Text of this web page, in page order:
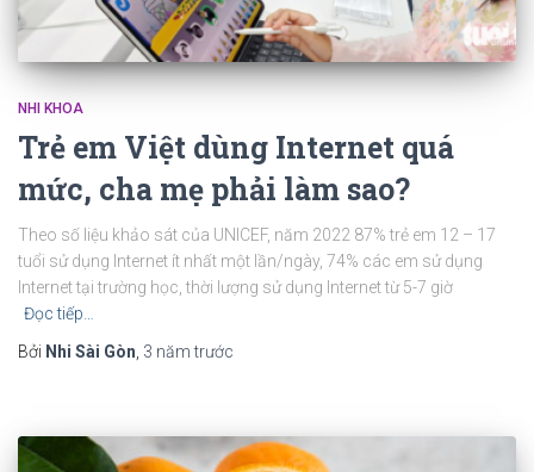
NHI KHOA
Trẻ em Việt dùng Internet quá
mức, cha mẹ phải làm sao?
Theo số liệu khảo sát của UNICEF, năm 2022 87% trẻ em 12 – 17
tuổi sử dụng Internet ít nhất một lần/ngày, 74% các em sử dụng
Internet tại trường học, thời lượng sử dụng Internet từ 5-7 giờ
Đọc tiếp…
Bởi Nhi Sài Gòn 3 nămtrước